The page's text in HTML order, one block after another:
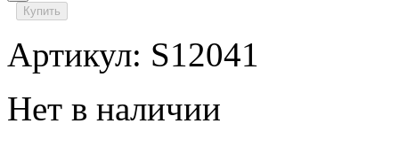
Купить
Артикул: S12041
Нет в наличии